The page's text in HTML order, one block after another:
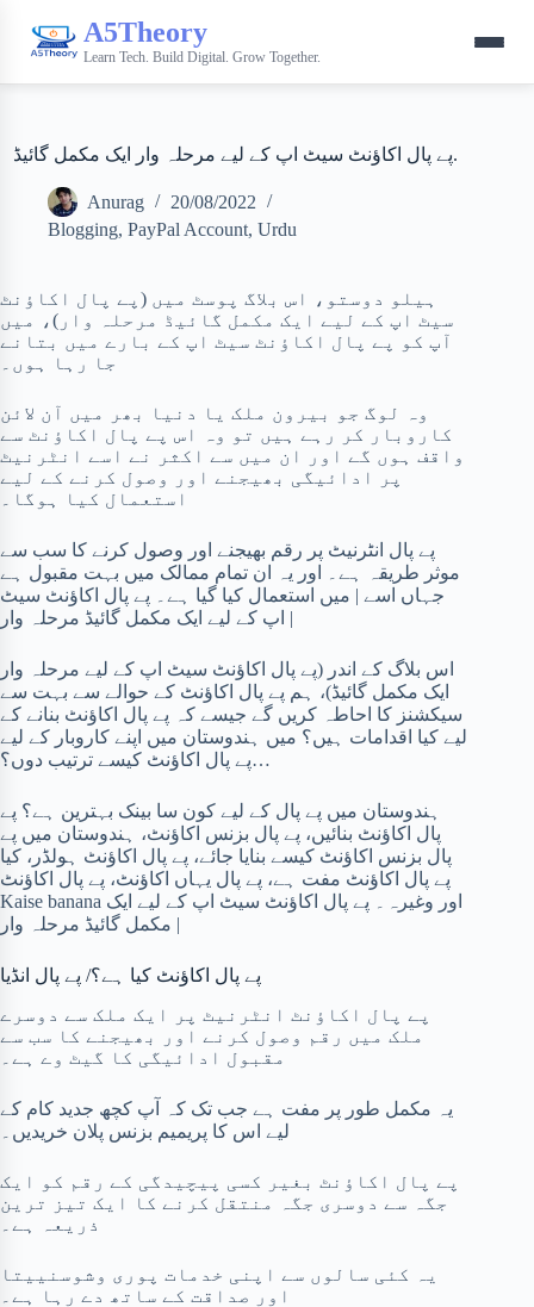
A5Theory
Learn Tech. Build Digital. Grow Together.
پے پال اکاؤنٹ سیٹ اپ کے لیے مرحلہ وار ایک مکمل گائیڈ.
Anurag
20/08/2022
Blogging, PayPal Account, Urdu
ہیلو دوستو، اس بلاگ پوسٹ میں (پے پال اکاؤنٹ
سیٹ اپ کے لیے ایک مکمل گائیڈ مرحلہ وار)، میں
آپ کو پے پال اکاؤنٹ سیٹ اپ کے بارے میں بتانے
جا رہا ہوں۔
وہ لوگ جو بیرون ملک یا دنیا بھر میں آن لائن
کاروبار کر رہے ہیں تو وہ اس پے پال اکاؤنٹ سے
واقف ہوں گے اور ان میں سے اکثر نے اسے انٹرنیٹ
پر ادائیگی بھیجنے اور وصول کرنے کے لیے
استعمال کیا ہوگا۔
پے پال انٹرنیٹ پر رقم بھیجنے اور وصول کرنے کا سب سے
موثر طریقہ ہے۔ اور یہ ان تمام ممالک میں بہت مقبول ہے
جہاں اسے | میں استعمال کیا گیا ہے۔ پے پال اکاؤنٹ سیٹ
اپ کے لیے ایک مکمل گائیڈ مرحلہ وار |
اس بلاگ کے اندر (پے پال اکاؤنٹ سیٹ اپ کے لیے مرحلہ وار
ایک مکمل گائیڈ)، ہم پے پال اکاؤنٹ کے حوالے سے بہت سے
سیکشنز کا احاطہ کریں گے جیسے کہ پے پال اکاؤنٹ بنانے کے
لیے کیا اقدامات ہیں؟ میں ہندوستان میں اپنے کاروبار کے لیے
پے پال اکاؤنٹ کیسے ترتیب دوں؟…
ہندوستان میں پے پال کے لیے کون سا بینک بہترین ہے؟ پے
پال اکاؤنٹ بنائیں، پے پال بزنس اکاؤنٹ، ہندوستان میں پے
پال بزنس اکاؤنٹ کیسے بنایا جائے، پے پال اکاؤنٹ ہولڈر، کیا
پے پال اکاؤنٹ مفت ہے، پے پال یہاں اکاؤنٹ، پے پال اکاؤنٹ
Kaise banana اور وغیرہ۔ پے پال اکاؤنٹ سیٹ اپ کے لیے ایک
مکمل گائیڈ مرحلہ وار |
پے پال اکاؤنٹ کیا ہے؟/ پے پال انڈیا
پے پال اکاؤنٹ انٹرنیٹ پر ایک ملک سے دوسرے
ملک میں رقم وصول کرنے اور بھیجنے کا سب سے
مقبول ادائیگی کا گیٹ وے ہے۔
یہ مکمل طور پر مفت ہے جب تک کہ آپ کچھ جدید کام کے
لیے اس کا پریمیم بزنس پلان خریدیں۔
پے پال اکاؤنٹ بغیر کسی پیچیدگی کے رقم کو ایک
جگہ سے دوسری جگہ منتقل کرنے کا ایک تیز ترین
ذریعہ ہے۔
یہ کئی سالوں سے اپنی خدمات پوری وشوسنییتا
اور صداقت کے ساتھ دے رہا ہے۔